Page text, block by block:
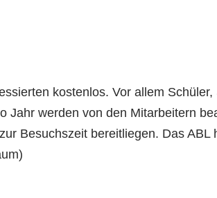
kostenlos. Vor allem
Jahr werden von den Mitarbeitern
Besuchszeit bereitliegen. Das